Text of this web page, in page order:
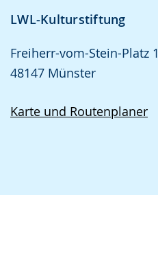
LWL-Kulturstiftung
Freiherr-vom-Stein-Platz 1
48147 Münster
Karte und Routenplaner